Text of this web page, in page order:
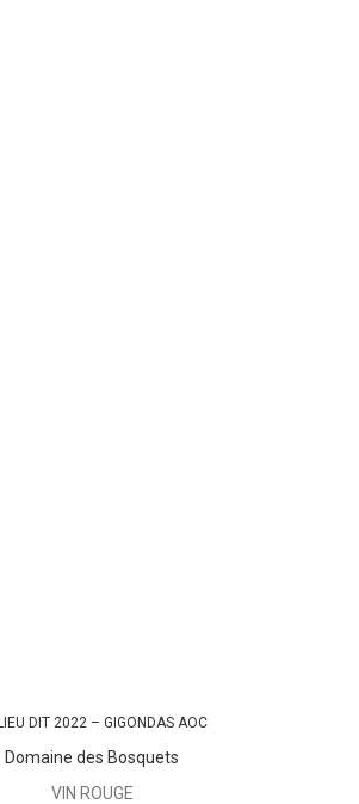
DIT 2022 – GIGONDAS AOC
Domaine des Bosquets
VIN ROUGE